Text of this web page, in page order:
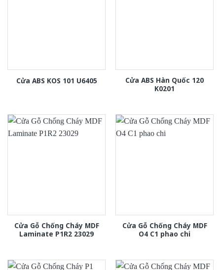
Cửa ABS KOS 101 U6405
Cửa ABS Hàn Quốc 120
K0201
Cửa Gỗ Chống Cháy MDF
Laminate P1R2 23029
Cửa Gỗ Chống Cháy MDF
O4 C1 phao chi